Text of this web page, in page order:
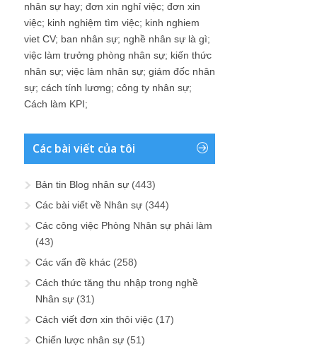
nhân sự hay; đơn xin nghỉ việc; đơn xin
việc; kinh nghiệm tìm việc; kinh nghiem
viet CV; ban nhân sự; nghề nhân sự là gì;
việc làm trưởng phòng nhân sự; kiến thức
nhân sự; việc làm nhân sự; giám đốc nhân
sự; cách tính lương; công ty nhân sự;
Cách làm KPI;
Các bài viết của tôi
Bản tin Blog nhân sự (443)
Các bài viết về Nhân sự (344)
Các công việc Phòng Nhân sự phải làm
(43)
Các vấn đề khác (258)
Cách thức tăng thu nhập trong nghề
Nhân sự (31)
Cách viết đơn xin thôi việc (17)
Chiến lược nhân sự (51)